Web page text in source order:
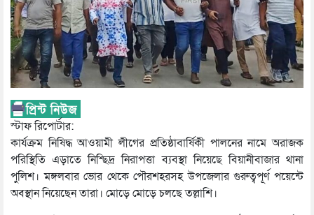
স্টাফ রিপোর্টার:
কার্যক্রম নিষিদ্ধ আওয়ামী লীগের প্রতিষ্ঠাবার্ষিকী পালনের নামে অরাজক
পরিস্থিতি এড়াতে নিশ্ছিদ্র নিরাপত্তা ব্যবস্থা নিয়েছে বিয়ানীবাজার থানা
পুলিশ। মঙ্গলবার ভোর থেকে পৌরশহরসহ উপজেলার গুরুত্বপূর্ণ পয়েন্টে
অবস্থান নিয়েছেন তারা। মোড়ে মোড়ে চলছে তল্লাশি।